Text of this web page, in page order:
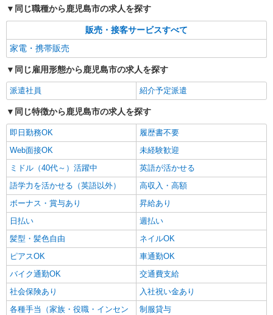
同じ職種から鹿児島市の求人を探す
販売・接客サービスすべて
家電・携帯販売
同じ雇用形態から鹿児島市の求人を探す
派遣社員 紹介予定派遣
同じ特徴から鹿児島市の求人を探す
即日勤務OK
履歴書不要
Web面接OK
未経験歓迎
ミドル（40代～）活躍中
英語が活かせる
語学力を活かせる（英語以外）
高収入・高額
ボーナス・賞与あり
昇給あり
日払い
週払い
髪型・髪色自由
ネイルOK
ピアスOK
車通勤OK
バイク通勤OK
交通費支給
社会保険あり
入社祝い金あり
各種手当（家族・役職・インセン
制服貸与